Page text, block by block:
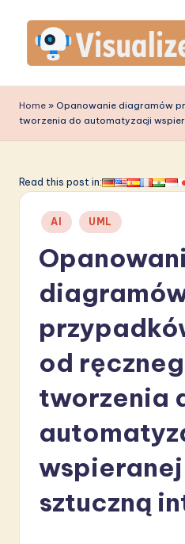
content
is
u
li
A
L
Home » Opanowanie diagramów
tworzenia do automatyzacji
Read this post in:
Posted
in
AI UML
od
tworzenia
sztuczną